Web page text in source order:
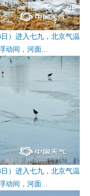
）进入七九，北京气温
动间，河面...
）进入七九，北京气温
动间，河面...